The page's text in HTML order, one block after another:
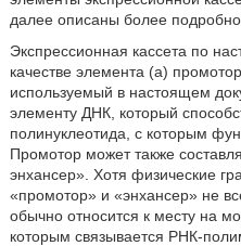
далее описаны более подробно.
Экспрессионная кассета по
качестве элемента (а)
используемый в настоящем
элементу ДНК, который
полинуклеотида, с которым
Промотор может также
энхансер». Хотя физические
«промотор» и «энхансер» не
обычно относится к месту на
которым связывается РНК-